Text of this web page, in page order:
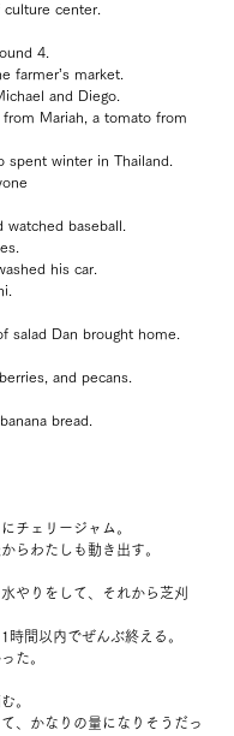
center.
4.
farmer’s market.
and Diego.
from Mariah, a tomato from
spent winter in Thailand.
watched baseball.
his car.
salad Dan brought home.
and pecans.
bread.
チェリージャム。
らわたしも動き出す。
やりをして、それから芝刈
時間以内でぜんぶ終える。
た。
。
、かなりの量になりそうだっ